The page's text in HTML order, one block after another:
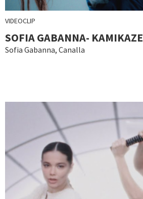
VIDEOCLIP
SOFIA GABANNA- KAMIKAZE
Sofia Gabanna, Canalla